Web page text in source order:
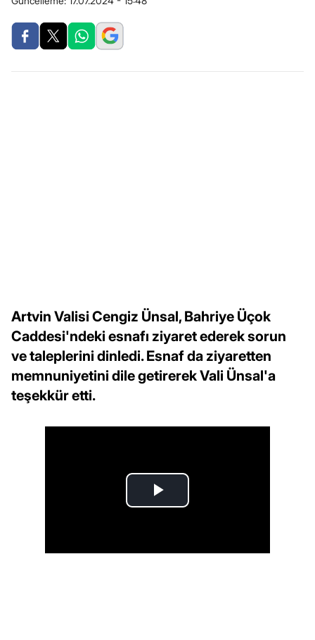
Artvin Valisi Cengiz Ünsal, Bahriye Üçok
Caddesi'ndeki esnafı ziyaret ederek sorun
ve taleplerini dinledi. Esnaf da ziyaretten
memnuniyetini dile getirerek Vali Ünsal'a
teşekkür etti.